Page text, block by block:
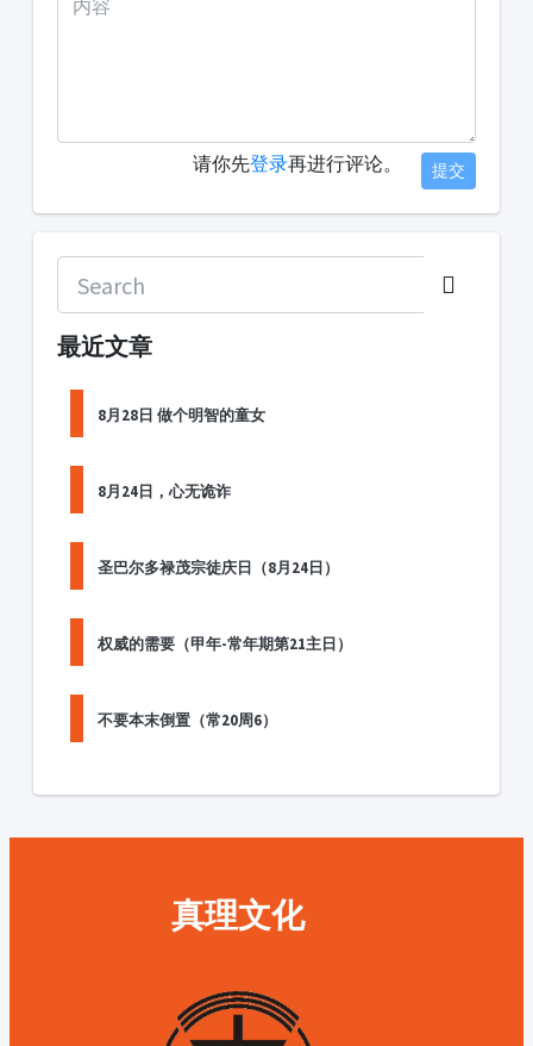
请你先登录再进行评论。 提交
最近文章
8月28日 做个明智的童女
8月24日，心无诡诈
圣巴尔多禄茂宗徒庆日（8月24日）
权威的需要（甲年-常年期第21主日）
不要本末倒置（常20周6）
真理文化